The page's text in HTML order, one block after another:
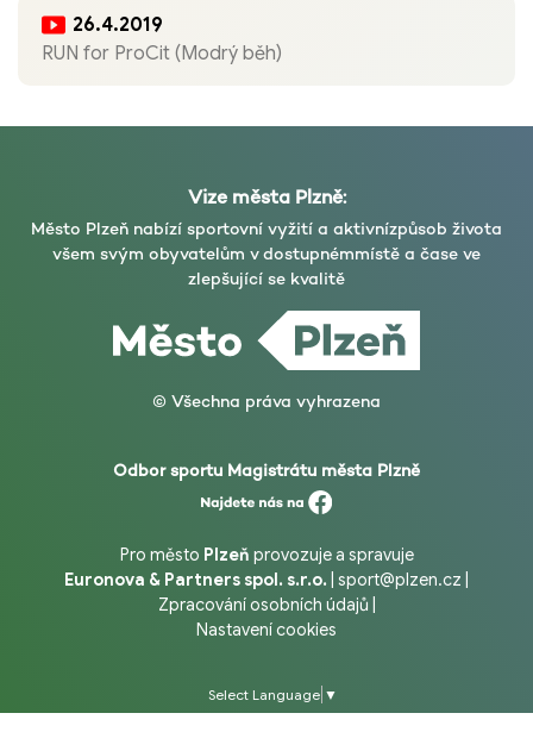
26.4.2019
RUN for ProCit (Modrý běh)
Vize města Plzně:
Město Plzeň nabízí sportovní vyžití a aktivnízpůsob života
všem svým obyvatelům v dostupnémmístě a čase ve
zlepšující se kvalitě
© Všechna práva vyhrazena
Odbor sportu Magistrátu města Plzně
Pro město Plzeň provozuje a spravuje
Euronova & Partners spol. s.r.o. sport@plzen.cz
Zpracování osobních údajů
Nastavení cookies
Select Language ▼